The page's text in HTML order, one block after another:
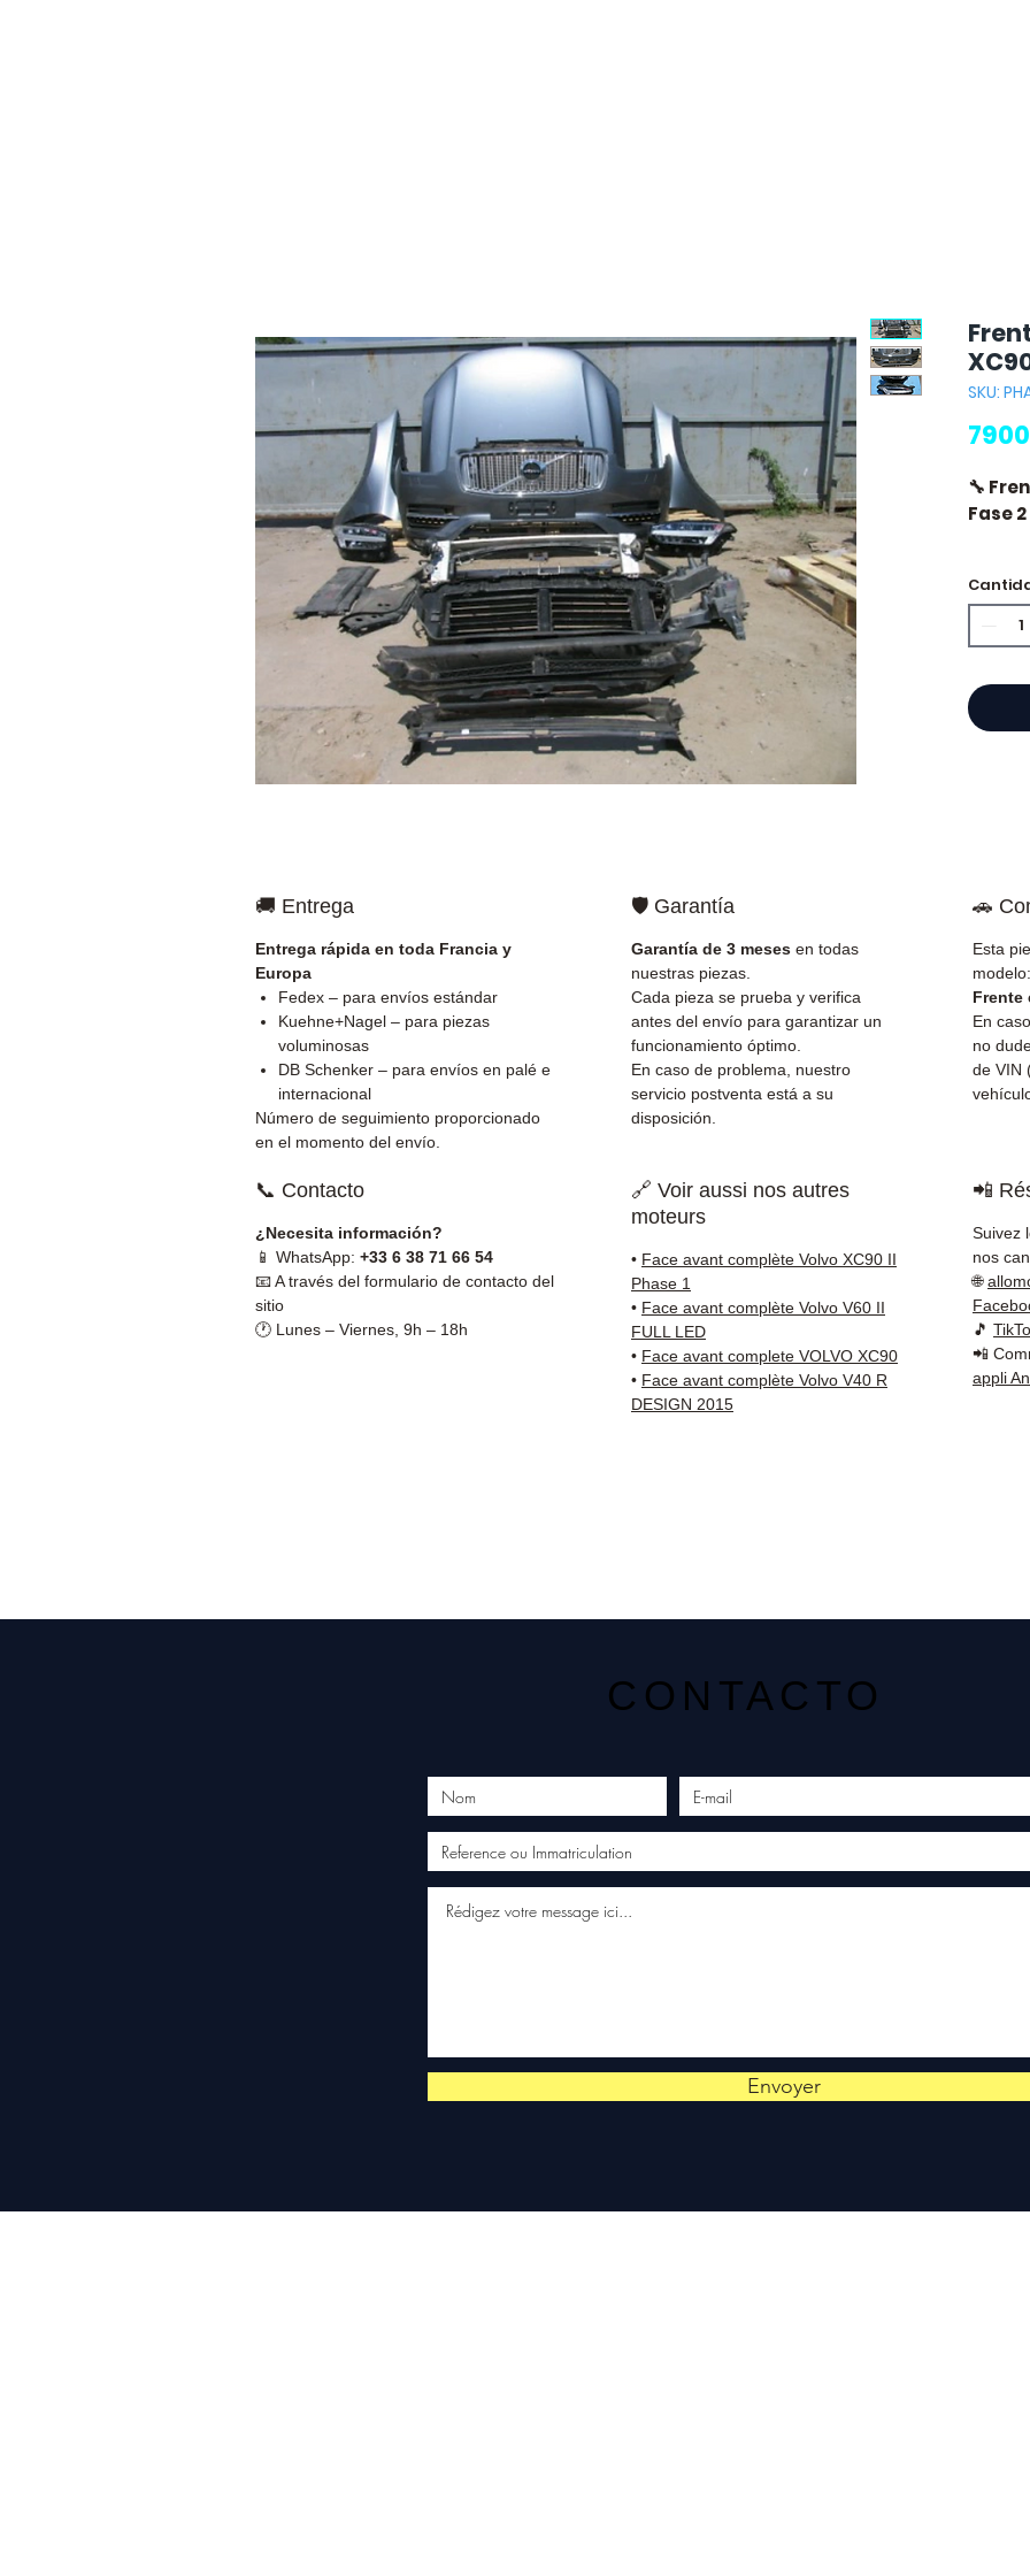
SKU:
🔧
Fase 2
⭐
cajas
✅
✅
✅
✅
🚚 Entrega
Entrega rápida en toda Francia y
Europa
Fedex – para envíos estándar
Kuehne+Nagel – para piezas
voluminosas
DB Schenker – para envíos en palé e
internacional
Número de seguimiento proporcionado
en el momento del envío.
🛡️ Garantía
Garantía de 3 meses en todas
nuestras piezas.
Cada pieza se prueba y verifica
antes del envío para garantizar un
funcionamiento óptimo.
En caso de problema, nuestro
servicio postventa está a su
disposición.
🚗
Esta
modelo:
Frente
En
no
de VIN
📞 Contacto
¿Necesita información?
📱 WhatsApp: +33 6 38 71 66 54
📧 A través del formulario de contacto del
sitio
🕐 Lunes – Viernes, 9h – 18h
🔗 Voir aussi nos autres
moteurs
• Face avant complète Volvo XC90 II
Phase 1
• Face avant complète Volvo V60 II
FULL LED
• Face avant complete VOLVO XC90
• Face avant complète Volvo V40 R
DESIGN 2015
📲
Suivez
nos
🌐
🎵
📲
appli
CONTACTO
Envoyer